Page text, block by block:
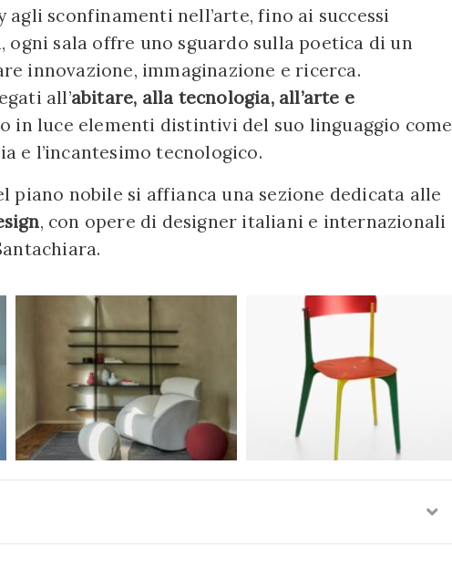
agli sconfinamenti nell’arte, fino ai successi
ogni sala offre uno sguardo sulla poetica di un
innovazione, immaginazione e ricerca.
all’abitare, alla tecnologia, all’arte e
in luce elementi distintivi del suo linguaggio come
e l’incantesimo tecnologico.
piano nobile si affianca una sezione dedicata alle
, con opere di designer italiani e internazionali